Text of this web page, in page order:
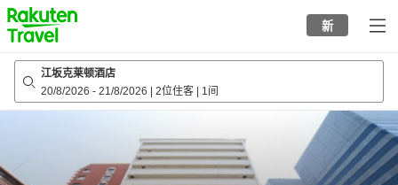
to
top
page
新
江坂克莱顿酒店
20/8/2026 - 21/8/2026 2位住客 1间